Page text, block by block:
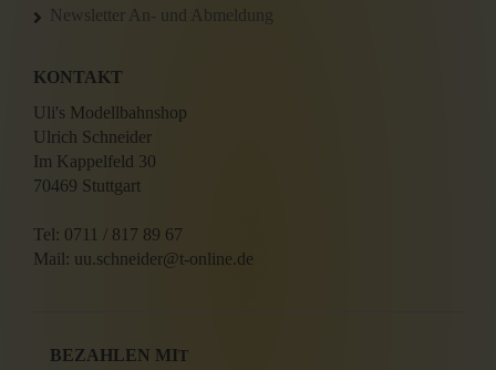
Newsletter An- und Abmeldung
KONTAKT
Uli's Modellbahnshop
Ulrich Schneider
Im Kappelfeld 30
70469 Stuttgart
Tel: 0711 / 817 89 67
Mail: uu.schneider@t-online.de
BEZAHLEN MIT